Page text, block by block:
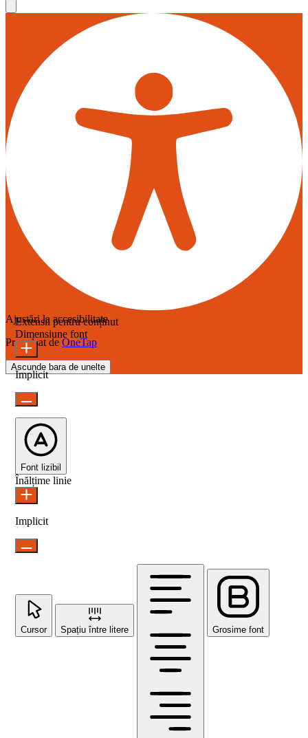
Ajustări la accesibilitate
Propulsat de OneTap
Ascunde bara de unelte
Extensii pentru conținut
Dimensiune font
Implicit
Font lizibil
Înălțime linie
Implicit
Cursor Spațiu între litere Grosime font